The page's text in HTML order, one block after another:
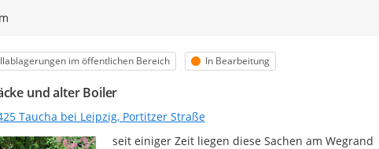
im öffentlichen Bereich Status
In Bearbeitung
und alter Boiler
Taucha bei Leipzig, Portitzer Straße
seit einiger Zeit liegen diese Sachen am Wegrand